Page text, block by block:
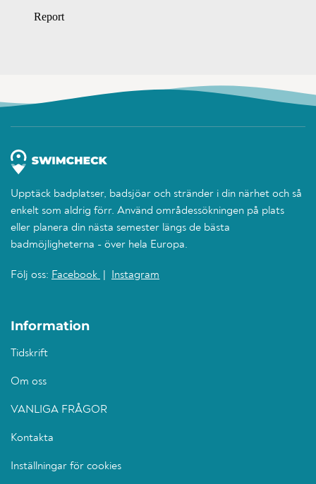
Upptäck badplatser, badsjöar och stränder i din närhet och så
enkelt som aldrig förr. Använd områdessökningen på plats
eller planera din nästa semester längs de bästa
badmöjligheterna - över hela Europa.
Följ oss: Facebook Instagram
Information
Tidskrift
Om oss
VANLIGA FRÅGOR
Kontakta
Inställningar för cookies